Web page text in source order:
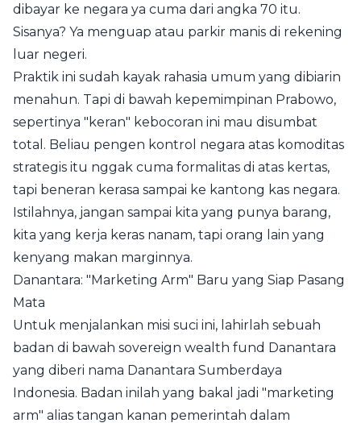
dibayar ke negara ya cuma dari angka 70 itu.
Sisanya? Ya menguap atau parkir manis di rekening
luar negeri.
Praktik ini sudah kayak rahasia umum yang dibiarin
menahun. Tapi di bawah kepemimpinan Prabowo,
sepertinya "keran" kebocoran ini mau disumbat
total. Beliau pengen kontrol negara atas komoditas
strategis itu nggak cuma formalitas di atas kertas,
tapi beneran kerasa sampai ke kantong kas negara.
Istilahnya, jangan sampai kita yang punya barang,
kita yang kerja keras nanam, tapi orang lain yang
kenyang makan marginnya.
Danantara: "Marketing Arm" Baru yang Siap Pasang
Mata
Untuk menjalankan misi suci ini, lahirlah sebuah
badan di bawah sovereign wealth fund Danantara
yang diberi nama Danantara Sumberdaya
Indonesia. Badan inilah yang bakal jadi "marketing
arm" alias tangan kanan pemerintah dalam